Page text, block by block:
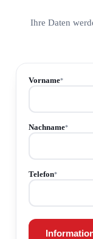
Ihre Daten
Vorname*
Nachname*
Telefon*